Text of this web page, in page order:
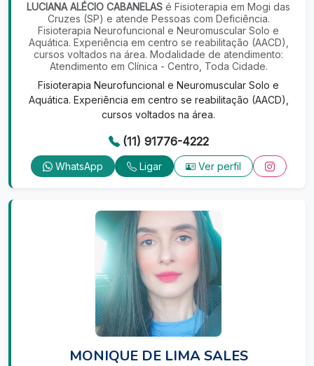
LUCIANA ALÉCIO CABANELAS é Fisioterapia em Mogi das
Cruzes (SP) e atende Pessoas com Deficiência.
Fisioterapia Neurofuncional e Neuromuscular Solo e
Aquática. Experiência em centro se reabilitação (AACD),
cursos voltados na área. Modalidade de atendimento:
Atendimento em Clínica - Centro, Toda Cidade.
Fisioterapia Neurofuncional e Neuromuscular Solo e
Aquática. Experiência em centro se reabilitação (AACD),
cursos voltados na área.
(11) 91776-4222
WhatsApp Ligar Ver perfil
MONIQUE DE LIMA SALES